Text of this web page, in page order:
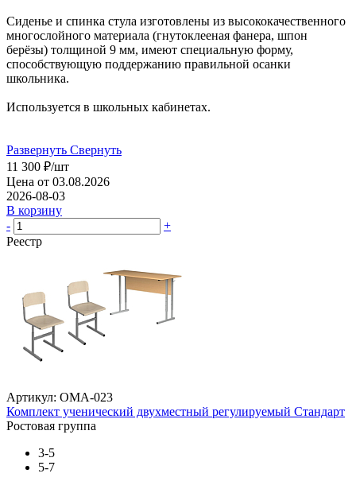
Сиденье и спинка стула изготовлены из высококачественного
многослойного материала (гнутоклееная фанера, шпон
берёзы) толщиной 9 мм, имеют специальную форму,
способствующую поддержанию правильной осанки
школьника.
Используется в школьных кабинетах.
Развернуть Свернуть
11 300 ₽/шт
Цена от 03.08.2026
2026-08-03
В корзину
-
+
Реестр
Артикул: ОМА-023
Комплект ученический двухместный регулируемый Стандарт
Ростовая группа
3-5
5-7